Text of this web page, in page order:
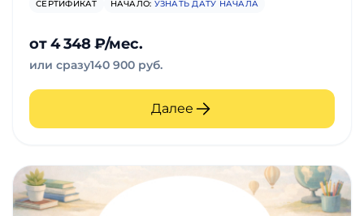
СЕРТИФИКАТ НАЧАЛО: УЗНАТЬ ДАТУ НАЧАЛА
от 4 348 ₽/мес.
или сразу140 900 руб.
Далее